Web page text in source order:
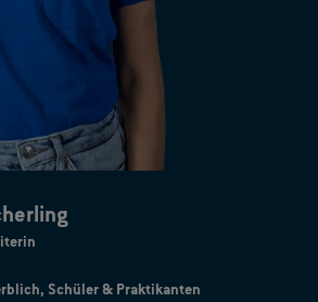
Schüler & Praktikanten